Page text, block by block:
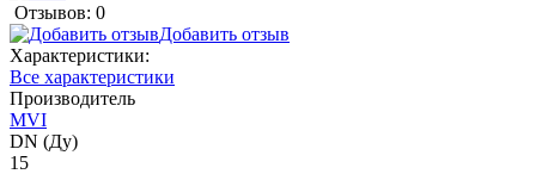
Отзывов: 0
Добавить отзыв
Характеристики:
Все характеристики
Производитель
MVI
DN (Ду)
15